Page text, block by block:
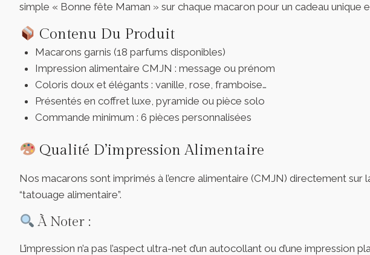
simple « Bonne fête Maman » sur chaque macaron pour un cadeau unique
Contenu Du Produit
Macarons garnis (18 parfums disponibles)
Impression alimentaire CMJN : message ou prénom
Coloris doux et élégants : vanille, rose, framboise…
Présentés en coffret luxe, pyramide ou pièce solo
Commande minimum : 6 pièces personnalisées
Qualité D’impression Alimentaire
Nos macarons sont imprimés à l’encre alimentaire (CMJN) directement sur
“tatouage alimentaire”.
À Noter :
L’impression n’a pas l’aspect ultra-net d’un autocollant ou d’une